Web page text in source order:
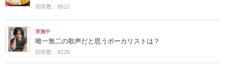
回答数：8512
実施中
唯一無二の歌声だと思うボーカリストは？
回答数：8129